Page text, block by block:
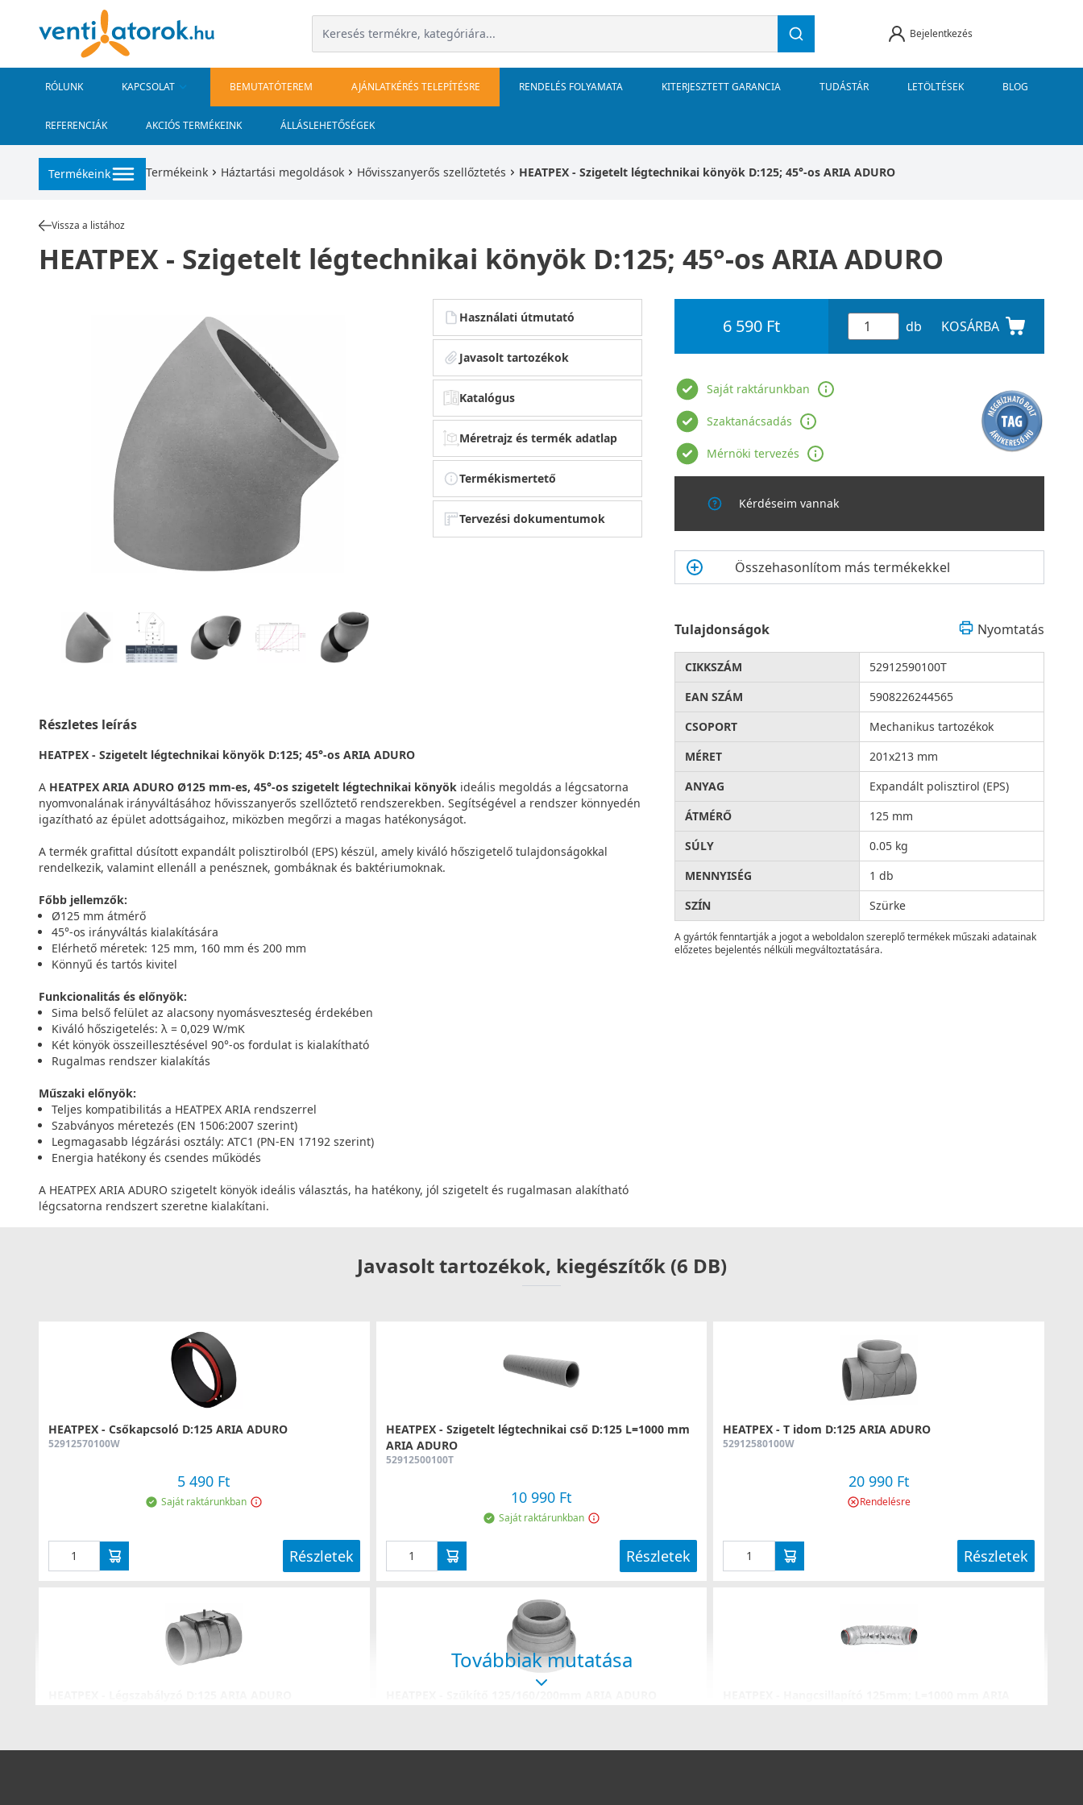
Bejelentkezés
RÓLUNK KAPCSOLAT BEMUTATÓTEREM AJÁNLATKÉRÉS TELEPÍTÉSRE RENDELÉS FOLYAMATA KITERJESZTETT GARANCIA TUDÁSTÁR LETÖLTÉSEK BLOG
REFERENCIÁK AKCIÓS TERMÉKEINK ÁLLÁSLEHETŐSÉGEK
Termékeink Termékeink Háztartási megoldások Hővisszanyerős szellőztetés HEATPEX - Szigetelt légtechnikai könyök D:125; 45°-os ARIA ADURO
Vissza a listához
HEATPEX - Szigetelt légtechnikai könyök D:125; 45°-os ARIA ADURO
Használati útmutató
Javasolt tartozékok
Katalógus
Méretrajz és termék adatlap
Termékismertető
Tervezési dokumentumok
Részletes leírás
HEATPEX - Szigetelt légtechnikai könyök D:125; 45°-os ARIA ADURO
A HEATPEX ARIA ADURO Ø125 mm-es, 45°-os szigetelt légtechnikai könyök ideális megoldás a légcsatorna
nyomvonalának irányváltásához hővisszanyerős szellőztető rendszerekben. Segítségével a rendszer könnyedén
igazítható az épület adottságaihoz, miközben megőrzi a magas hatékonyságot.
A termék grafittal dúsított expandált polisztirolból (EPS) készül, amely kiváló hőszigetelő tulajdonságokkal
rendelkezik, valamint ellenáll a penésznek, gombáknak és baktériumoknak.
Főbb jellemzők:
Ø125 mm átmérő
45°-os irányváltás kialakítására
Elérhető méretek: 125 mm, 160 mm és 200 mm
Könnyű és tartós kivitel
Funkcionalitás és előnyök:
Sima belső felület az alacsony nyomásveszteség érdekében
Kiváló hőszigetelés: λ = 0,029 W/mK
Két könyök összeillesztésével 90°-os fordulat is kialakítható
Rugalmas rendszer kialakítás
Műszaki előnyök:
Teljes kompatibilitás a HEATPEX ARIA rendszerrel
Szabványos méretezés (EN 1506:2007 szerint)
Legmagasabb légzárási osztály: ATC1 (PN-EN 17192 szerint)
Energia hatékony és csendes működés
A HEATPEX ARIA ADURO szigetelt könyök ideális választás, ha hatékony, jól szigetelt és rugalmasan alakítható
légcsatorna rendszert szeretne kialakítani.
6 590 Ft db KOSÁRBA
Saját raktárunkban
Szaktanácsadás
Mérnöki tervezés
Kérdéseim vannak
Összehasonlítom más termékekkel
Tulajdonságok Nyomtatás
CIKKSZÁM
52912590100T
EAN SZÁM
5908226244565
CSOPORT
Mechanikus tartozékok
MÉRET
201x213 mm
ANYAG
Expandált polisztirol (EPS)
ÁTMÉRŐ
125 mm
SÚLY
0.05 kg
MENNYISÉG
1 db
SZÍN
Szürke
A gyártók fenntartják a jogot a weboldalon szereplő termékek műszaki adatainak
előzetes bejelentés nélküli megváltoztatására.
Javasolt tartozékok, kiegészítők (6 DB)
HEATPEX - Csőkapcsoló D:125 ARIA ADURO
52912570100W
5 490 Ft
Saját raktárunkban
Részletek
HEATPEX - Szigetelt légtechnikai cső D:125 L=1000 mm
ARIA ADURO
52912500100T
10 990 Ft
Saját raktárunkban
Részletek
HEATPEX - T idom D:125 ARIA ADURO
52912580100W
20 990 Ft
Rendelésre
Részletek
29 990 Ft 6 990 Ft
Továbbiak mutatása